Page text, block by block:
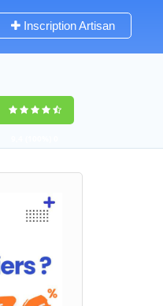
Inscription Artisan